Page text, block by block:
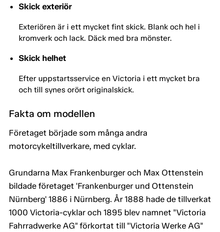
Skick exteriör
Exteriören är i ett mycket fint skick. Blank och hel i
kromverk och lack. Däck med bra mönster.
Skick helhet
Efter uppstartsservice en Victoria i ett mycket bra
och till synes orört originalskick.
Fakta om modellen
Företaget började som många andra
motorcykeltillverkare, med cyklar.
Grundarna Max Frankenburger och Max Ottenstein
bildade företaget 'Frankenburger und Ottenstein
Nürnberg' 1886 i Nürnberg. År 1888 hade de tillverkat
1000 Victoria-cyklar och 1895 blev namnet "Victoria
Fahrradwerke AG" förkortat till "Victoria Werke AG"